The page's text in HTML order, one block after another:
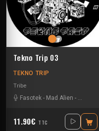
Tekno Trip 03
TEKNO TRIP
Tribe
Fasotek - Mad Alien - Raptatek
11.90€ TTC